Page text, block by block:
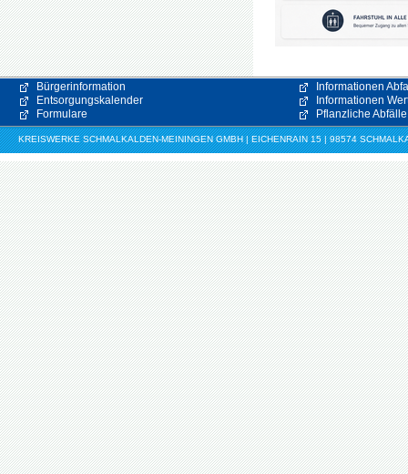
Bürgerinformation
Entsorgungskalender
Formulare
Informationen
Informationen
Pflanzliche Abfälle
KREISWERKE SCHMALKALDEN-MEININGEN GMBH | EICHENRAIN 15 | 98574